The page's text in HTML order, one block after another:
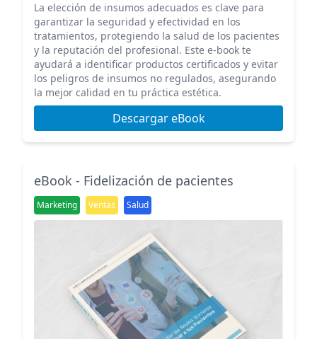
La elección de insumos adecuados es clave para
garantizar la seguridad y efectividad en los
tratamientos, protegiendo la salud de los pacientes
y la reputación del profesional. Este e-book te
ayudará a identificar productos certificados y evitar
los peligros de insumos no regulados, asegurando
la mejor calidad en tu práctica estética.
Descargar eBook
eBook - Fidelización de pacientes
Marketing Ventas Salud